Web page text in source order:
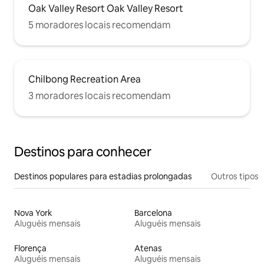
Oak Valley Resort Oak Valley Resort
5 moradores locais recomendam
Chilbong Recreation Area
3 moradores locais recomendam
Destinos para conhecer
Destinos populares para estadias prolongadas Outros tipos
Nova York
Aluguéis mensais
Barcelona
Aluguéis mensais
Florença
Aluguéis mensais
Atenas
Aluguéis mensais